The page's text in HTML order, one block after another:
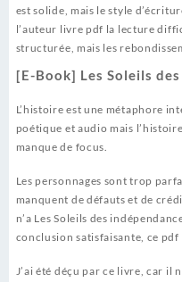
est solide, mais le style
l’auteur livre pdf la lecture
structurée, mais les
[E-Book] Les Soleils
L’histoire est une métaphore
poétique et audio mais
manque de focus.
Les personnages sont trop
manquent de défauts et de
n’a Les Soleils des
conclusion satisfaisante, ce
J’ai été déçu par ce livre, car il